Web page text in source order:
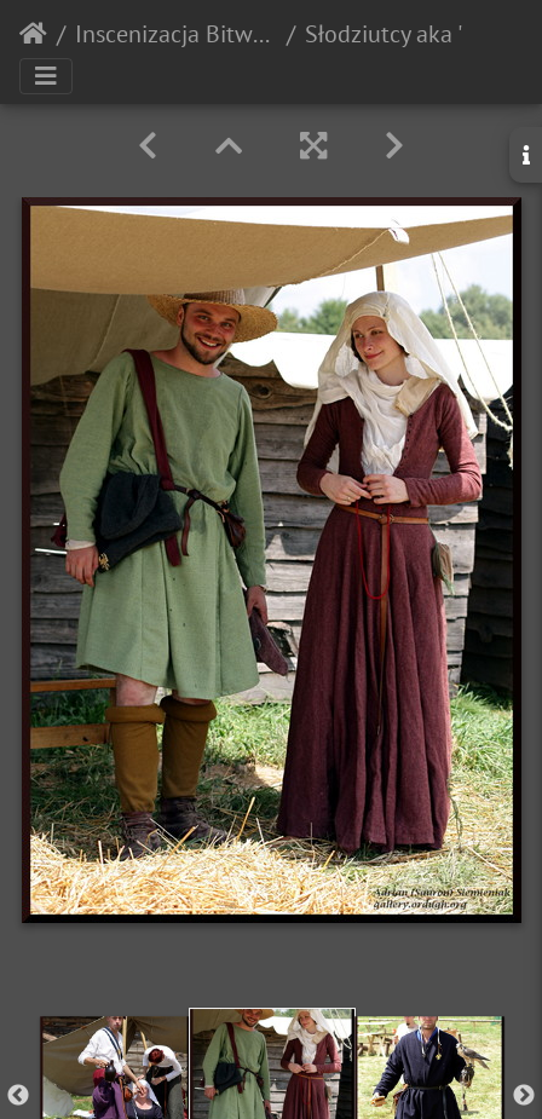
Inscenizacja Bitwy pod Grunwaldem - 2010r.